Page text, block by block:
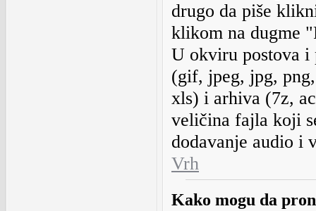
drugo da piše
klikom na dugme
U okviru postova i
(gif, jpeg, jpg,
xls) i arhiva (7z,
veličina fajla koji
dodavanje audio i
Vrh
Kako mogu da